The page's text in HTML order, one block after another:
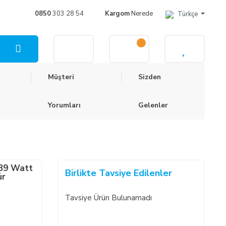
0850303 28 54 KargomNerede Türkçe
Müşteri
Yorumları
Sizden
Gelenler
Watt Birlikte Tavsiye Edilenler
Tavsiye Ürün Bulunamadı